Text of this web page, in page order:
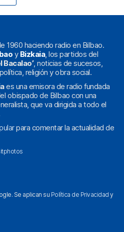
1960 haciendo radio en Bilbao.
y Bizkaia, los partidos del
Bacalao’, noticias de sucesos,
religión y obra social.
es una emisora de radio fundada
obispado de Bilbao con una
que va dirigida a todo el
para comentar la actualidad de
Se aplican su Política de Privacidad y